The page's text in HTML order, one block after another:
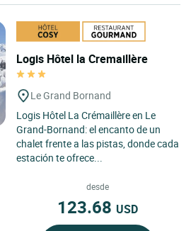
Logis Hôtel la Cremaillère
Le Grand Bornand
Logis Hôtel La Crémaillère en Le
Grand-Bornand: el encanto de un
chalet frente a las pistas, donde cada
estación te ofrece...
desde
123.68 USD